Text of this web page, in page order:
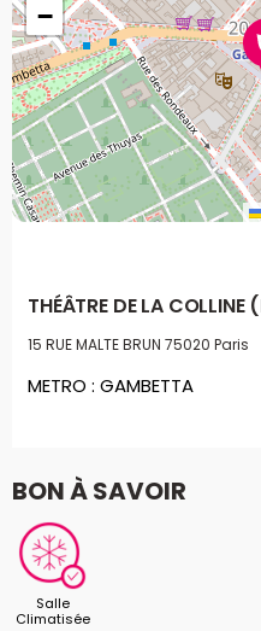
−
THÉÂTRE DE LA COLLINE
15 RUE MALTE BRUN 75020 Paris
METRO : GAMBETTA
BON À SAVOIR
Salle
Climatisée